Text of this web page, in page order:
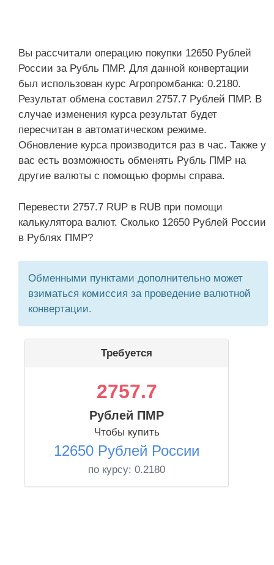
Вы рассчитали операцию покупки 12650 Рублей
России за Рубль ПМР. Для данной конвертации
был использован курс Агропромбанка: 0.2180.
Результат обмена составил 2757.7 Рублей ПМР. В
случае изменения курса результат будет
пересчитан в автоматическом режиме.
Обновление курса производится раз в час. Также у
вас есть возможность обменять Рубль ПМР на
другие валюты с помощью формы справа.
Перевести 2757.7 RUP в RUB при помощи
калькулятора валют. Сколько 12650 Рублей России
в Рублях ПМР?
Обменными пунктами дополнительно может
взиматься комиссия за проведение валютной
конвертации.
Требуется
2757.7
Рублей ПМР
Чтобы купить
12650 Рублей России
по курсу: 0.2180